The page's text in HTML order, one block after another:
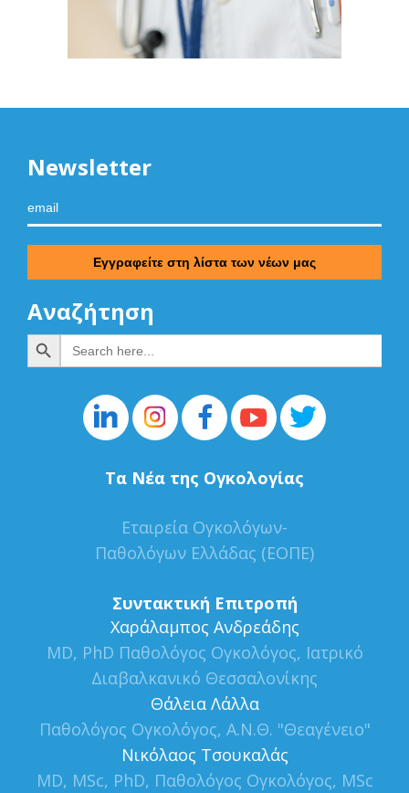
Newsletter
Αναζήτηση
Search
for:
Search Button
Τα Νέα της Ογκολογίας
Εταιρεία Ογκολόγων-
Παθολόγων Ελλάδας (ΕΟΠΕ)
Συντακτική Επιτροπή
Xαράλαμπος Ανδρεάδης
MD, PhD Παθολόγος Ογκολόγος, Ιατρικό
Διαβαλκανικό Θεσσαλονίκης
Θάλεια Λάλλα
Παθολόγος Ογκολόγος, Α.Ν.Θ. "Θεαγένειο"
Νικόλαος Τσουκαλάς
MD, MSc, PhD, Παθολόγος Ογκολόγος, MSc